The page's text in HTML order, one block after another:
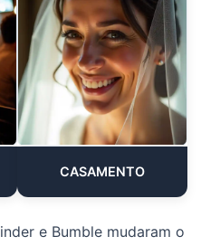
CASAMENTO
e Bumble mudaram o